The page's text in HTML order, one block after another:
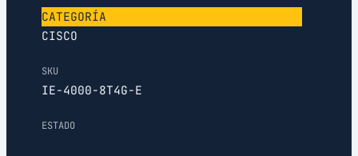
CATEGORÍA
CISCO
SKU
IE-4000-8T4G-E
ESTADO